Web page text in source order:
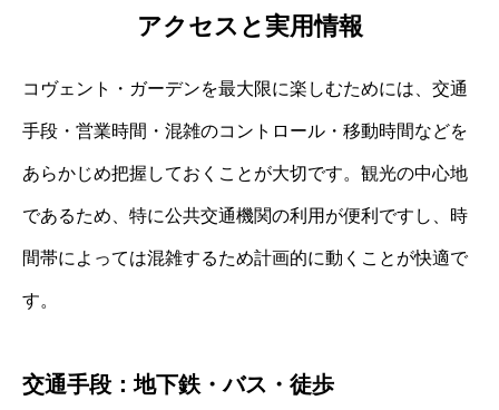
アクセスと実用情報
コヴェント・ガーデンを最大限に楽しむためには、交通
手段・営業時間・混雑のコントロール・移動時間などを
あらかじめ把握しておくことが大切です。観光の中心地
であるため、特に公共交通機関の利用が便利ですし、時
間帯によっては混雑するため計画的に動くことが快適で
す。
交通手段：地下鉄・バス・徒歩